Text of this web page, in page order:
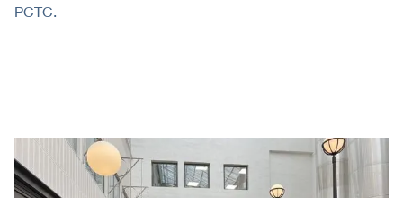
PCTC.